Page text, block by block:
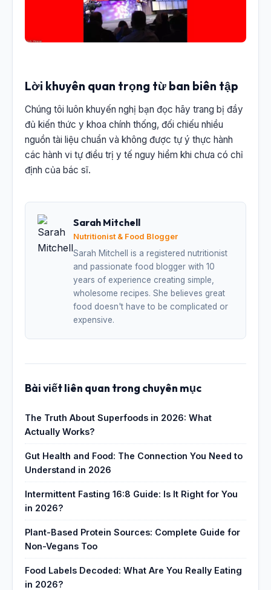
Lời khuyên quan trọng từ ban biên tập
Chúng tôi luôn khuyến nghị bạn đọc hãy trang bị đầy
đủ kiến thức y khoa chính thống, đối chiếu nhiều
nguồn tài liệu chuẩn và không được tự ý thực hành
các hành vi tự điều trị y tế nguy hiểm khi chưa có chỉ
định của bác sĩ.
Sarah Mitchell
Nutritionist & Food Blogger
Sarah Mitchell is a registered nutritionist
and passionate food blogger with 10
years of experience creating simple,
wholesome recipes. She believes great
food doesn't have to be complicated or
expensive.
Bài viết liên quan trong chuyên mục
The Truth About Superfoods in 2026: What
Actually Works?
Gut Health and Food: The Connection You Need to
Understand in 2026
Intermittent Fasting 16:8 Guide: Is It Right for You
in 2026?
Plant-Based Protein Sources: Complete Guide for
Non-Vegans Too
Food Labels Decoded: What Are You Really Eating
in 2026?